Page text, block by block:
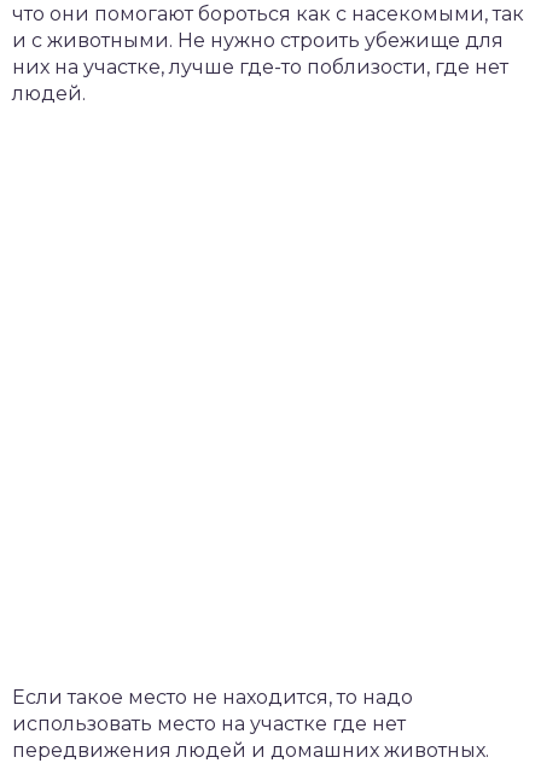
что они помогают бороться как с насекомыми, так
и с животными. Не нужно строить убежище для
них на участке, лучше где-то поблизости, где нет
людей.
Если такое место не находится, то надо
использовать место на участке где нет
передвижения людей и домашних животных.